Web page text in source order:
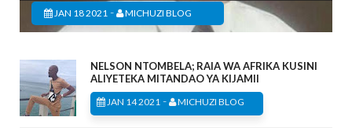
JAN 18 2021 - MICHUZI BLOG
NELSON NTOMBELA; RAIA WA AFRIKA KUSINI
ALIYETEKA MITANDAO YA KIJAMII
JAN 14 2021 - MICHUZI BLOG